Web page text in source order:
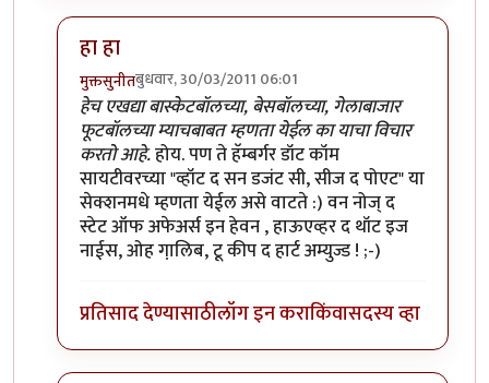
हा हा
मुक्तसुनीतबुधवार, 30/03/2011 06:01
In reply toमी आहेbyसन्जोप राव
हेच एखद्या बास्केटबॉलच्या, बेसबॉलच्या, गेलाबाजार
फूटबॉलच्या म्याचबाबत म्हणता येईल का याचा विचार
करतो आहे.होय. पण ते हॅम्बर्गर डॉट कॉम
सायटीवरच्या "व्हॉट द सन डजंट सी, सीज द पोएट" या
सेक्शनमधे म्हणता येईल असे वाटते :) वन नोज् द
स्टेट ऑफ अफेअर्स इन हेवन , हाऊएव्हर द थॉट इज
नाईस, ओह गा़लिब, टू कीप द हार्ट अम्युज्ड ! ;-)
प्रतिसाद देण्यासाठीलॉग इन कराकिंवासदस्य व्हा